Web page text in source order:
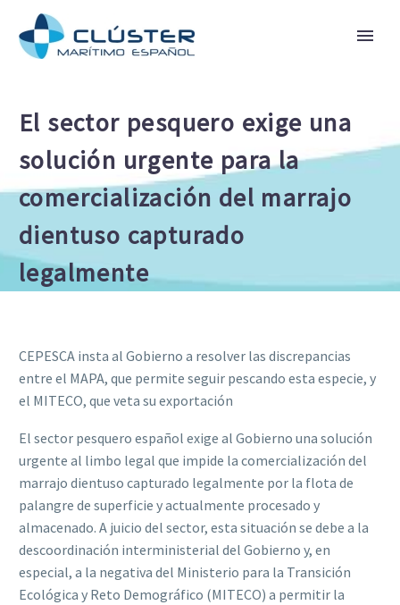
El sector pesquero exige una
solución urgente para la
comercialización del marrajo
dientuso capturado
legalmente
CEPESCA insta al Gobierno a resolver las discrepancias
entre el MAPA, que permite seguir pescando esta especie, y
el MITECO, que veta su exportación
El sector pesquero español exige al Gobierno una solución
urgente al limbo legal que impide la comercialización del
marrajo dientuso capturado legalmente por la flota de
palangre de superficie y actualmente procesado y
almacenado. A juicio del sector, esta situación se debe a la
descoordinación interministerial del Gobierno y, en
especial, a la negativa del Ministerio para la Transición
Ecológica y Reto Demográfico (MITECO) a permitir la